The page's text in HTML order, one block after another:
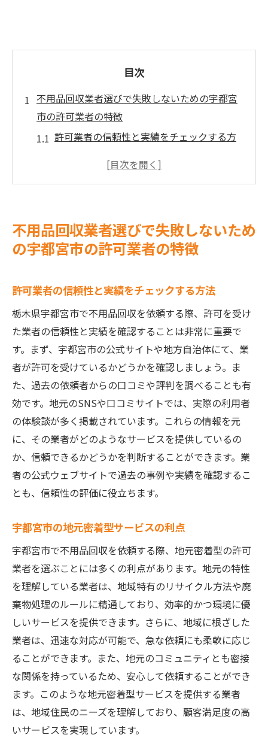
目次
不用品回収業者選びで失敗しないための宇都宮
市の許可業者の特徴
許可業者の信頼性と実績をチェックする方
宇都宮市の地元密着型サービスの利点
業者の評判を効果的に調査するステップ
コストパフォーマンスの高い業者の探し方
性の高いサービス
安心の保証付きサービスの内容とは
宇都宮市の法律に基づいた廃棄物処理
信頼できるスタッフによるプロの対応
不用品回収のスムーズな流れを知る
サービス内容を事前に確認するポイント
業者の提供する追加サービスの活用法
安心と信頼を宇都宮市の許可業者による不用品
回収の魅力
地域に根ざしたサービスの信頼性
許可業者ならではの安全な処分方法
環境に配慮したエコな回収サービス
安心感を高めるコミュニケーションの重要
性
許可業者のサービスを最大限に活用する方
法
地域特性を活かした宇都宮市の不用品回収許可
業者の選び方
地元のニーズに応える業者を選ぶコツ
地域特性に合わせた柔軟なサービス提供
宇都宮市特有の回収手続きの理解
地元密着の業者が提供する安心感
不用品回収業者選びで失敗しないため
の宇都宮市の許可業者の特徴
許可業者の信頼性と実績をチェックする方法
栃木県宇都宮市で不用品回収を依頼する際、許可を受け
た業者の信頼性と実績を確認することは非常に重要で
す。まず、宇都宮市の公式サイトや地方自治体にて、業
者が許可を受けているかどうかを確認しましょう。ま
た、過去の依頼者からの口コミや評判を調べることも有
効です。地元のSNSや口コミサイトでは、実際の利用者
の体験談が多く掲載されています。これらの情報を元
に、その業者がどのようなサービスを提供しているの
か、信頼できるかどうかを判断することができます。業
者の公式ウェブサイトで過去の事例や実績を確認するこ
とも、信頼性の評価に役立ちます。
宇都宮市の地元密着型サービスの利点
宇都宮市で不用品回収を依頼する際、地元密着型の許可
業者を選ぶことには多くの利点があります。地元の特性
を理解している業者は、地域特有のリサイクル方法や廃
棄物処理のルールに精通しており、効率的かつ環境に優
しいサービスを提供できます。さらに、地域に根ざした
業者は、迅速な対応が可能で、急な依頼にも柔軟に応じ
ることができます。また、地元のコミュニティとも密接
な関係を持っているため、安心して依頼することができ
ます。このような地元密着型サービスを提供する業者
は、地域住民のニーズを理解しており、顧客満足度の高
いサービスを実現しています。